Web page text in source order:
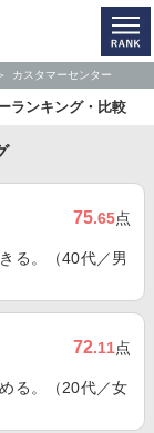
カスタマーセンター
ランキング・比較
75.65点
る。（40代／男
72.11点
る。（20代／女